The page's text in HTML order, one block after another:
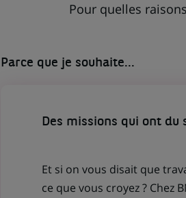
Pour quelles
Parce que je souhaite...
Des missions qui ont du
Et si on vous disait que
ce que vous croyez ? Chez